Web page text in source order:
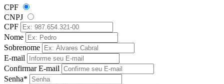
CPF
CNPJ
CPF
Nome
Sobrenome
E-mail
Confirmar E-mail
Senha*